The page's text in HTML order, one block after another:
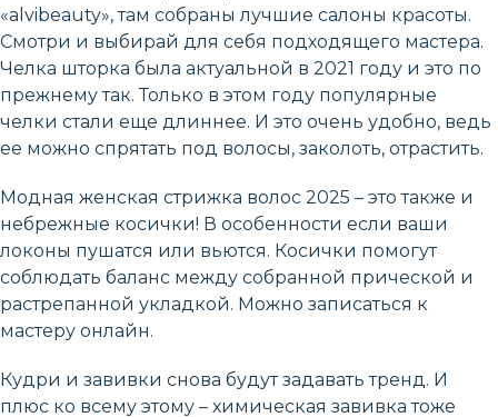
«alvibeauty», там собраны лучшие салоны красоты.
Смотри и выбирай для себя подходящего мастера.
Челка шторка была актуальной в 2021 году и это по
прежнему так. Только в этом году популярные
челки стали еще длиннее. И это очень удобно, ведь
ее можно спрятать под волосы, заколоть, отрастить.
Модная женская стрижка волос 2025 – это также и
небрежные косички! В особенности если ваши
локоны пушатся или вьются. Косички помогут
соблюдать баланс между собранной прической и
растрепанной укладкой. Можно записаться к
мастеру онлайн.
Кудри и завивки снова будут задавать тренд. И
плюс ко всему этому – химическая завивка тоже